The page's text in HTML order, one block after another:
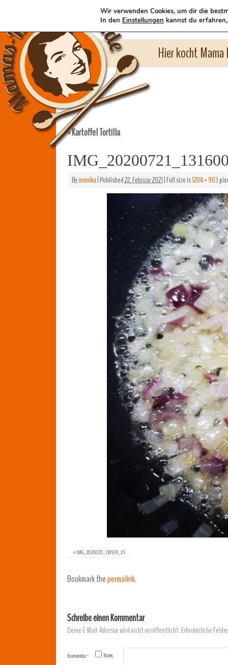
Hier kocht
«Kartoffel Tortilla
Bymonika|Published22. Februar 2021|Full size is1204 × 903
«IMG_20200721_130918_01
Bookmark thepermalink.
Schreibe einen Kommentar
Deine E-Mail-Adresse wird nicht veröffentlicht.Erforderliche
Kommentar*
Name,
Wir verwenden Cookies, um dir die
In den Einstellungen kannst du